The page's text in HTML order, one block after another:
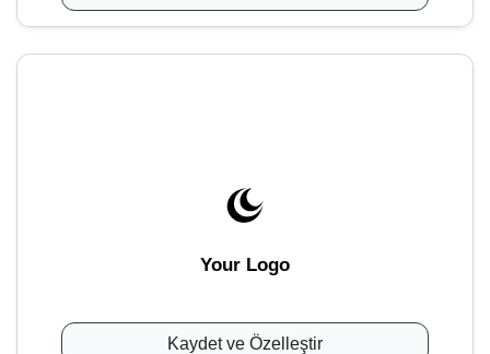
Your Logo
Kaydet ve Özelleştir